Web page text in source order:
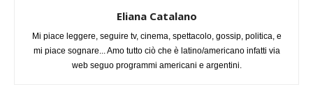
Eliana Catalano
Mi piace leggere, seguire tv, cinema, spettacolo, gossip, politica, e
mi piace sognare... Amo tutto ciò che è latino/americano infatti via
web seguo programmi americani e argentini.